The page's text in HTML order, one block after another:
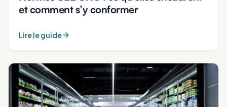
et comment s’y conformer
Lire le guide